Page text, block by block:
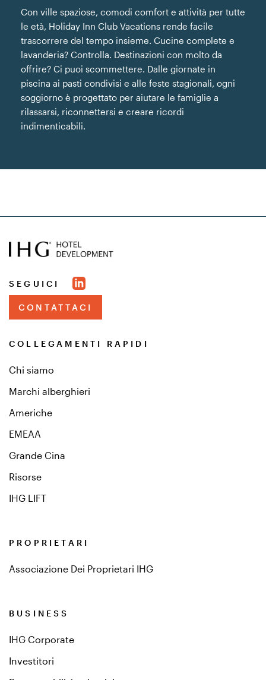
Con ville spaziose, comodi comfort e attività per tutte
le età, Holiday Inn Club Vacations rende facile
trascorrere del tempo insieme. Cucine complete e
lavanderia? Controlla. Destinazioni con molto da
offrire? Ci puoi scommettere. Dalle giornate in
piscina ai pasti condivisi e alle feste stagionali, ogni
soggiorno è progettato per aiutare le famiglie a
rilassarsi, riconnettersi e creare ricordi
indimenticabili.
SEGUICI
CONTATTACI
COLLEGAMENTI RAPIDI
Chi siamo
Marchi alberghieri
Americhe
EMEAA
Grande Cina
Risorse
IHG LIFT
PROPRIETARI
Associazione Dei Proprietari IHG
BUSINESS
IHG Corporate
Investitori